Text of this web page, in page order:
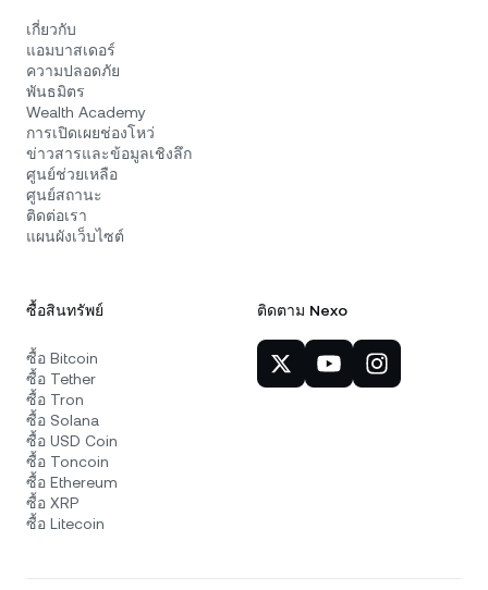
เกี่ยวกับ
แอมบาสเดอร์
ความปลอดภัย
พันธมิตร
Wealth Academy
การเปิดเผยช่องโหว่
ข่าวสารและข้อมูลเชิงลึก
ศูนย์ช่วยเหลือ
ศูนย์สถานะ
ติดต่อเรา
แผนผังเว็บไซต์
ซื้อสินทรัพย์
ซื้อ Bitcoin
ซื้อ Tether
ซื้อ Tron
ซื้อ Solana
ซื้อ USD Coin
ซื้อ Toncoin
ซื้อ Ethereum
ซื้อ XRP
ซื้อ Litecoin
ติดตาม Nexo